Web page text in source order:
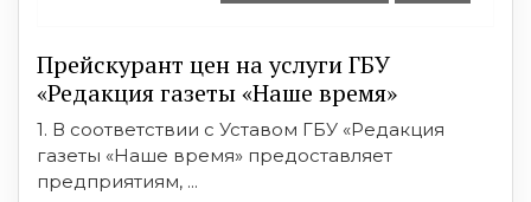
Прейскурант цен на услуги ГБУ
«Редакция газеты «Наше время»
1. В соответствии с Уставом ГБУ «Редакция
газеты «Наше время» предоставляет
предприятиям, ...